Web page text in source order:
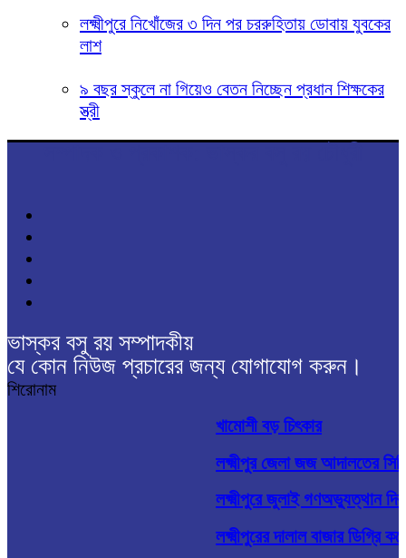
লক্ষ্মীপুরে নিখোঁজের ৩ দিন পর চররুহিতায় ডোবায় যুবকের
লাশ
৯ বছর স্কুলে না গিয়েও বেতন নিচ্ছেন প্রধান শিক্ষকের
স্ত্রী
ভাস্কর বসু রয় সম্পাদকীয়
যে কোন নিউজ প্রচারের জন্য যোগাযোগ করুন।
শিরোনাম
খামোশী বড় চিৎকার
লক্ষ্মীপুর জেলা জজ আদালতের
লক্ষ্মীপুরে জুলাই গণঅভ্যুত্থান
লক্ষ্মীপুরের দালাল বাজার ডিগ্রি